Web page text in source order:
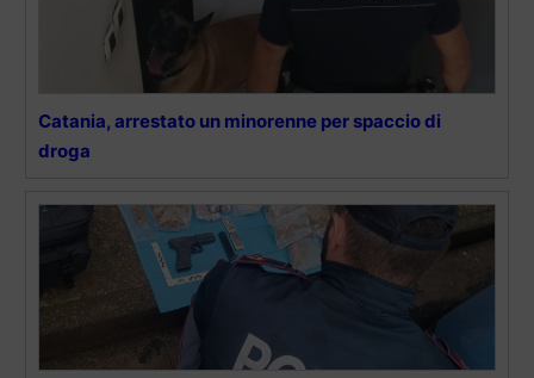
Catania, arrestato un minorenne per spaccio di
droga